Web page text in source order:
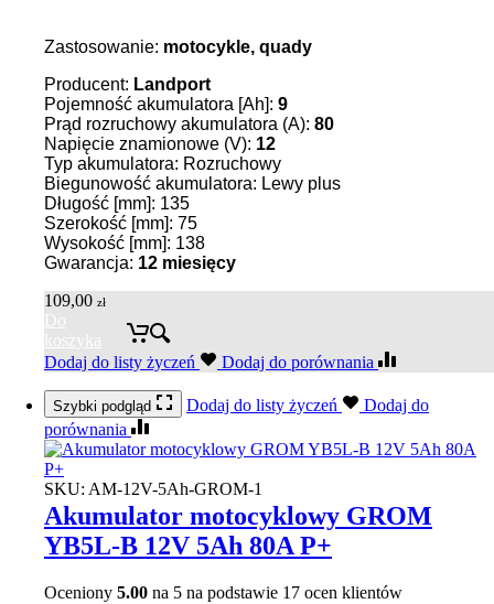
Zastosowanie: motocykle, quady
Producent: Landport
Pojemność akumulatora [Ah]: 9
Prąd rozruchowy akumulatora (A): 80
Napięcie znamionowe (V): 12
Typ akumulatora: Rozruchowy
Biegunowość akumulatora: Lewy plus
Długość [mm]: 135
Szerokość [mm]: 75
Wysokość [mm]: 138
Gwarancja: 12 miesięcy
109,00 zł
Do
koszyka
Dodaj do listy życzeń
Dodaj do porównania
Szybki podgląd Dodaj do listy życzeń
Dodaj do
porównania
SKU: AM-12V-5Ah-GROM-1
Akumulator motocyklowy GROM
YB5L-B 12V 5Ah 80A P+
Oceniony 5.00 na 5 na podstawie 17 ocen klientów